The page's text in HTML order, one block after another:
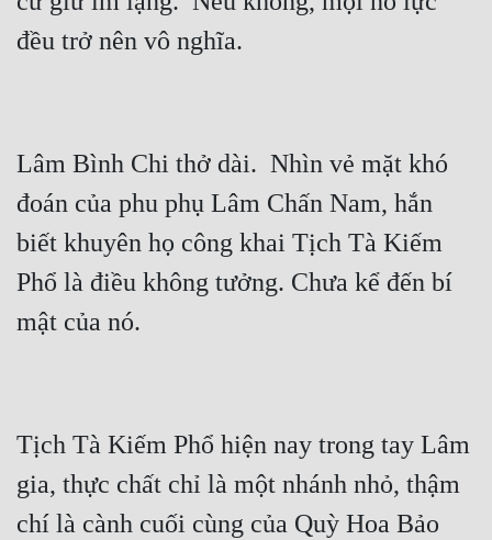
Lâm Bình Chi thở dài.  Nhìn vẻ mặt khó
đoán của phu phụ Lâm Chấn Nam, hắn
biết khuyên họ công khai Tịch Tà Kiếm
Phổ là điều không tưởng. Chưa kể đến bí
Tịch Tà Kiếm Phổ hiện nay trong tay Lâm
gia, thực chất chỉ là một nhánh nhỏ, thậm
chí là cành cuối cùng của Quỳ Hoa Bảo